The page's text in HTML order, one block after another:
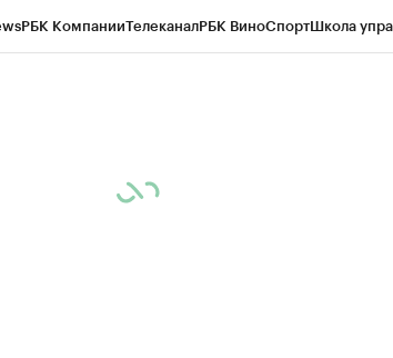
РБК КомпанииТелеканалРБК ВиноСпортШкола